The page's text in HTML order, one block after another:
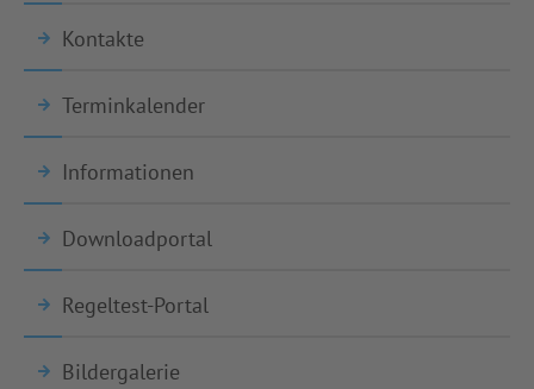
Kontakte
Terminkalender
Informationen
Downloadportal
Regeltest-Portal
Bildergalerie